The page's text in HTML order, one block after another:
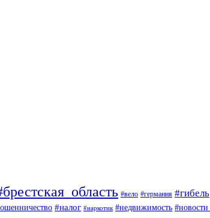
#вело #германия #гибель
#налог #наркотик #недвижимость